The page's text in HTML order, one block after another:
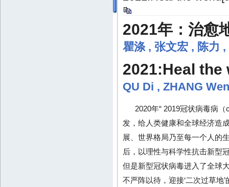
2021年：治愈
瞿涤 , 张文宏 , 陈力 ,
2021:Heal the
QU Di , ZHANG
2020年“ 2019冠状病毒病
发，给人类健康和全球经济造
展、世界格局乃至每一个人的
后，以理性与科学性抗击新型
但是新型冠状病毒进入了全球
不严阵以待，迎接‘二次过草地